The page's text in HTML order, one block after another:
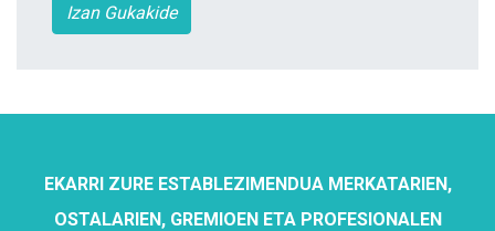
Izan Gukakide
EKARRI ZURE ESTABLEZIMENDUA MERKATARIEN,
OSTALARIEN, GREMIOEN ETA PROFESIONALEN